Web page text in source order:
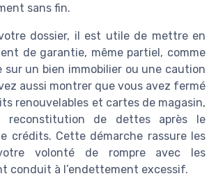
sans fin.
dossier, il est utile de mettre en
de garantie, même partiel, comme
sur un bien immobilier ou une caution
aussi montrer que vous avez fermé
renouvelables et cartes de magasin,
reconstitution de dettes après le
crédits. Cette démarche rassure les
volonté de rompre avec les
conduit à l’endettement excessif.